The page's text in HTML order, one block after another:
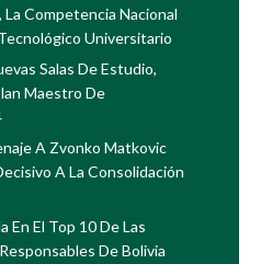
Competencia Nacional
Universitario
Salas De Estudio,
Maestro De
A Zvonko Matkovic
A La Consolidación
En El Top 10 De Las
De Bolivia